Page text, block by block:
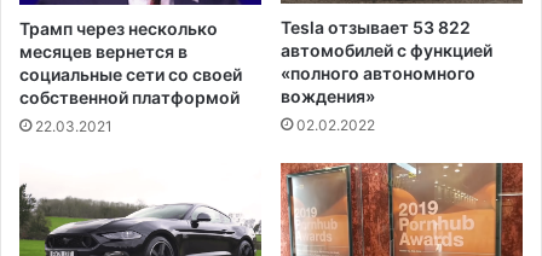
а
н
а
л
я
о
д
о
м
у
с
у
б
и
Трамп через несколько
месяцев вернется в
социальные сети со своей
собственной платформой
22.03.2021
Tesla отзывает 53 822
автомобилей с функцией
«полного автономного
вождения»
02.02.2022